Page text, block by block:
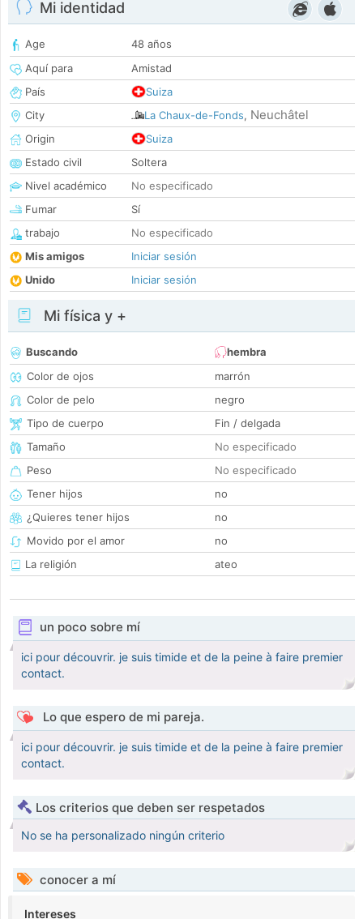
Mi identidad
Age
48 años
Aquí para
Amistad
País
Suiza
City
La Chaux-de-Fonds, Neuchâtel
Origin
Suiza
Estado civil
Soltera
Nivel académico
No especificado
Fumar
Sí
trabajo
No especificado
Mis amigos
Iniciar sesión
Unido
Iniciar sesión
Mi física y +
Buscando
hembra
Color de ojos
marrón
Color de pelo
negro
Tipo de cuerpo
Fin / delgada
Tamaño
No especificado
Peso
No especificado
Tener hijos
no
¿Quieres tener hijos
no
Movido por el amor
no
La religión
ateo
un poco sobre mí
ici pour découvrir. je suis timide et de la peine à faire premier
contact.
Lo que espero de mi pareja.
ici pour découvrir. je suis timide et de la peine à faire premier
contact.
Los criterios que deben ser respetados
No se ha personalizado ningún criterio
conocer a mí
Intereses